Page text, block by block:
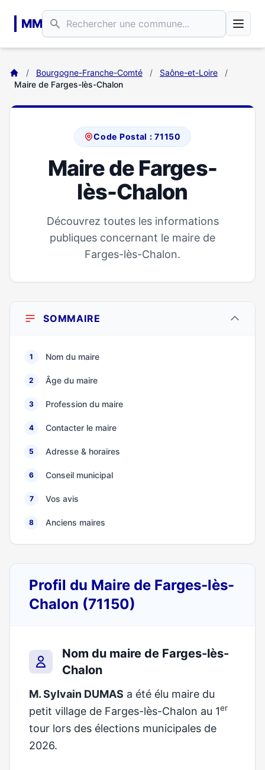
MM
/ Bourgogne-Franche-Comté / Saône-et-Loire
/
Maire de Farges-lès-Chalon
Code Postal : 71150
Maire de Farges-
lès-Chalon
Découvrez toutes les informations
publiques concernant le maire de
Farges-lès-Chalon.
SOMMAIRE
1 Nom du maire
2 Âge du maire
3 Profession du maire
4 Contacter le maire
5 Adresse & horaires
6 Conseil municipal
7 Vos avis
8 Anciens maires
Profil du Maire de Farges-lès-
Chalon (71150)
Nom du maire de Farges-lès-
Chalon
M. Sylvain DUMAS a été élu maire du
petit village de Farges-lès-Chalon au 1er
tour lors des élections municipales de
2026.